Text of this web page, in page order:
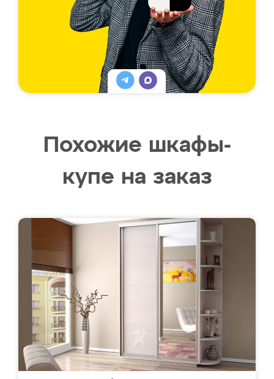
Похожие шкафы-
купе на заказ